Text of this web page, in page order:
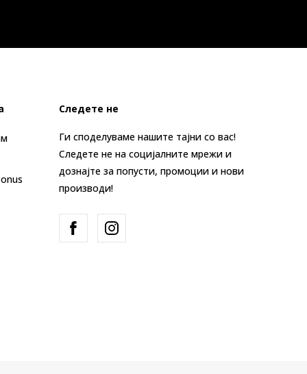
Следете не
Ги споделуваме нашите тајни со вас!
Следете не на социјалните мрежи и
дознајте за попусти, промоции и нови
производи!